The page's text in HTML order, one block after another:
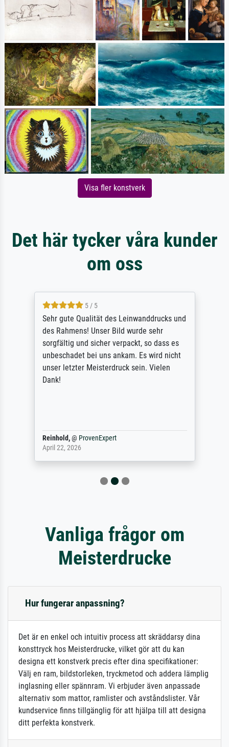
Visa fler konstverk
Det här tycker våra kunder
om oss
5 / 5
Sehr gute Qualität des Leinwanddrucks und
des Rahmens! Unser Bild wurde sehr
sorgfältig und sicher verpackt, so dass es
unbeschadet bei uns ankam. Es wird nicht
unser letzter Meisterdruck sein. Vielen
Dank!
Reinhold,@ ProvenExpert
April 22, 2026
Vanliga frågor om
Meisterdrucke
Hur fungerar anpassning?
Det är en enkel och intuitiv process att skräddarsy dina
konsttryck hos Meisterdrucke, vilket gör att du kan
designa ett konstverk precis efter dina specifikationer:
Välj en ram, bildstorleken, tryckmetod och addera lämplig
inglasning eller spännram. Vi erbjuder även anpassade
alternativ som mattor, ramlister och avståndslister. Vår
kundservice finns tillgänglig för att hjälpa till att designa
ditt perfekta konstverk.